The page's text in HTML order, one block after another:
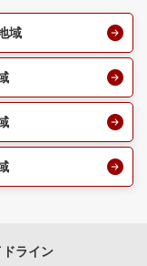
域
ドライン